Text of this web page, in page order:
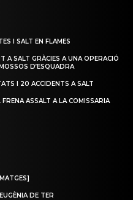
I SALT EN FLAMES
A SALT GRÀCIES A UNA OPERACIÓ
D’ESQUADRA
I 20 ACCIDENTS A SALT
ASSALT A LA COMISSARIA
DE TER